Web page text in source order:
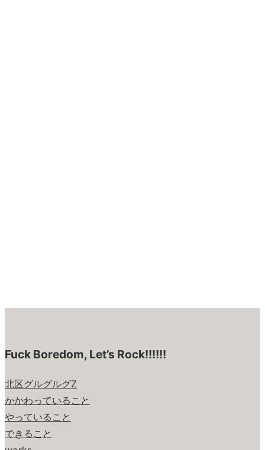
Fuck Boredom, Let’s Rock!!!!!!
北区グルグルグZ
かかわっていること
やっていること
できること